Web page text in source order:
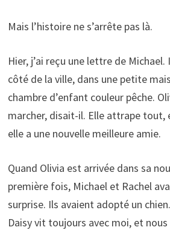
Mais l’histoire ne s’arrête pas là.
Hier, j’ai reçu une lettre de Michael.
côté de la ville, dans une petite
chambre d’enfant couleur pêche.
marcher, disait-il. Elle attrape tout,
elle a une nouvelle meilleure amie.
Quand Olivia est arrivée dans sa
première fois, Michael et Rachel
surprise. Ils avaient adopté un
Daisy vit toujours avec moi, et